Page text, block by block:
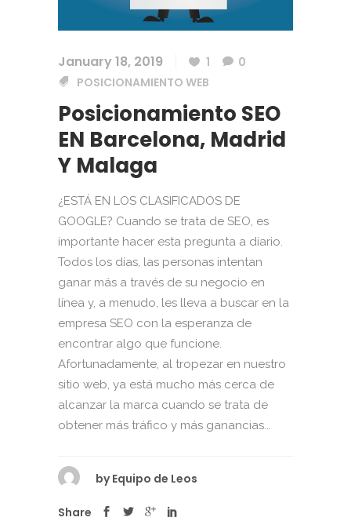
January 18, 2019 1
0
POSICIONAMIENTO WEB
Posicionamiento SEO
EN Barcelona, Madrid
Y Malaga
¿ESTÁ EN LOS CLASIFICADOS DE
GOOGLE? Cuando se trata de SEO, es
importante hacer esta pregunta a diario.
Todos los días, las personas intentan
ganar más a través de su negocio en
línea y, a menudo, les lleva a buscar en la
empresa SEO con la esperanza de
encontrar algo que funcione.
Afortunadamente, al tropezar en nuestro
sitio web, ya está mucho más cerca de
alcanzar la marca cuando se trata de
obtener más tráfico y más ganancias...
by Equipo de Leos
Share